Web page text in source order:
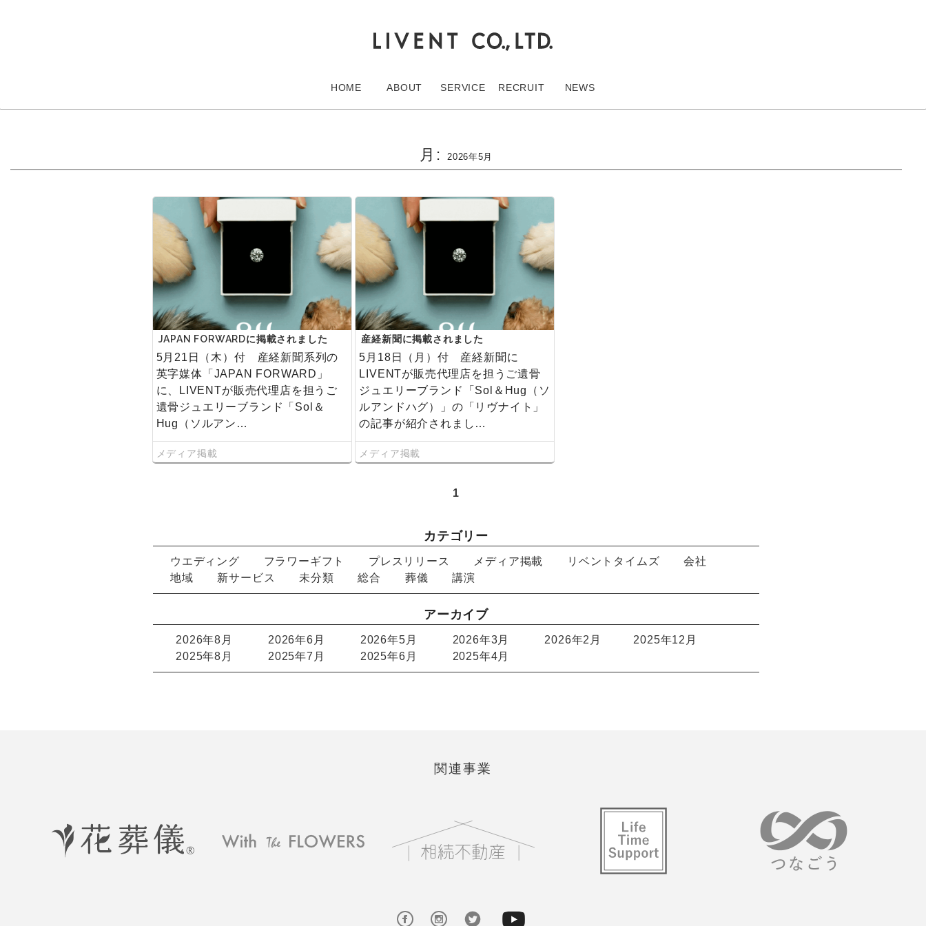
ス
HOME ABOUT SERVICE RECRUIT NEWS
月:2026年5月
JAPAN FORWARDに掲載されました
5月21日（木）付 産経新聞系列の
英字媒体「JAPAN FORWARD」
に、LIVENTが販売代理店を担うご
遺骨ジュエリーブランド「Sol＆
Hug（ソルアン…
メディア掲載
産経新聞に掲載されました
5月18日（月）付 産経新聞に
LIVENTが販売代理店を担うご遺骨
ジュエリーブランド「Sol＆Hug（ソ
ルアンドハグ）」の「リヴナイト」
の記事が紹介されまし…
メディア掲載
1
カテゴリー
ウエディング フラワーギフト プレスリリース メディア掲載 リベントタイムズ
会社
地域
新サービス 未分類 総合 葬儀 講演
アーカイブ
2026年8月 2026年6月 2026年5月 2026年3月 2026年2月
2025年12月
2025年8月
2025年7月 2025年6月 2025年4月
関連事業